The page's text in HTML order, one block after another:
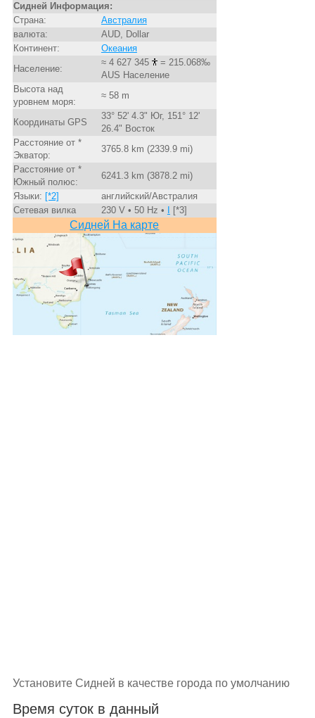
Сидней Информация:
Страна:
Австралия
валюта:
AUD, Dollar
Континент:
Океания
Население:
≈ 4 627 345
= 215.068‰
AUS Население
Высота над
уровнем моря:
≈ 58 m
Координаты GPS
33° 52' 4.3" Юг, 151° 12'
26.4" Восток
Расстояние от *
Экватор:
3765.8 km (2339.9 mi)
Расстояние от *
Южный полюс:
6241.3 km (3878.2 mi)
Языки: [*2]
английский/Австралия
Сетевая вилка
230 V • 50 Hz • [*3]
Сидней На карте
Установите Сидней в качестве города по умолчанию
Время суток в данный